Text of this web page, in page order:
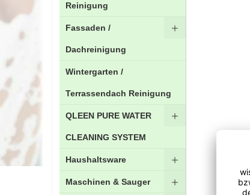
Reinigung
Fassaden /
Dachreinigung
Wintergarten /
Terrassendach Reinigung
QLEEN PURE WATER
CLEANING SYSTEM
Haushaltsware
Maschinen & Sauger